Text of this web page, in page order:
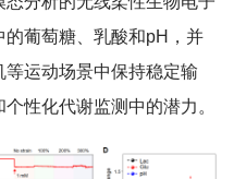
葡萄糖、乳酸和pH，并
运动场景中保持稳定输
性化代谢监测中的潜力。